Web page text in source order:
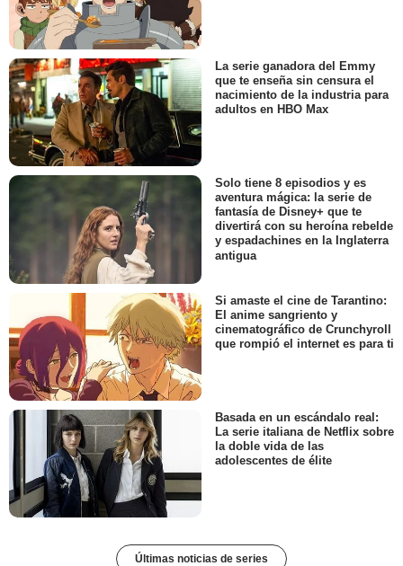
La serie ganadora del Emmy
que te enseña sin censura el
nacimiento de la industria para
adultos en HBO Max
Solo tiene 8 episodios y es
aventura mágica: la serie de
fantasía de Disney+ que te
divertirá con su heroína rebelde
y espadachines en la Inglaterra
antigua
Si amaste el cine de Tarantino:
El anime sangriento y
cinematográfico de Crunchyroll
que rompió el internet es para ti
Basada en un escándalo real:
La serie italiana de Netflix sobre
la doble vida de las
adolescentes de élite
Últimas noticias de series